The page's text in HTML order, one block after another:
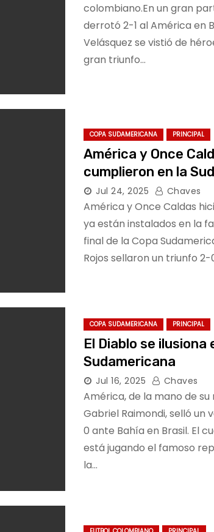
colombiano.En un gran
derrotó 2-1 al América en
Velásquez se vistió de
gran triunfo…
COPA SUDAMERICANA PRINCIPAL
América y Once
cumplieron en la
Jul 24, 2025 Chaves
América y Once Caldas
ya están instalados en la
final de la Copa
Rojos sellaron un triunfo
COPA SUDAMERICANA PRINCIPAL
El Diablo se ilusiona
Sudamericana
Jul 16, 2025 Chaves
América, de la mano de
Gabriel Raimondi, selló un
0 ante Bahía en Brasil. El
está jugando el famoso
la…